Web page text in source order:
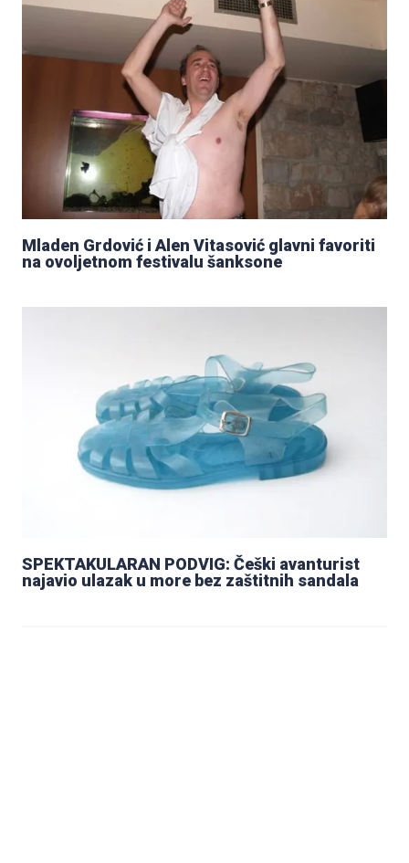
Mladen Grdović i Alen Vitasović glavni favoriti
na ovoljetnom festivalu šanksone
SPEKTAKULARAN PODVIG: Češki avanturist
najavio ulazak u more bez zaštitnih sandala